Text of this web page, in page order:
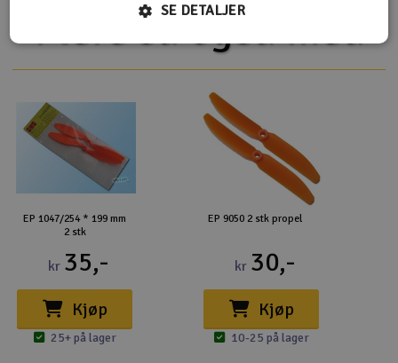
Flere så også med
EP 1047/254 * 199 mm
2 stk
kr 35,-
Kjøp
25+ på lager
EP 9050 2 stk propel
kr 30,-
Kjøp
10-25 på lager
SE DETALJER